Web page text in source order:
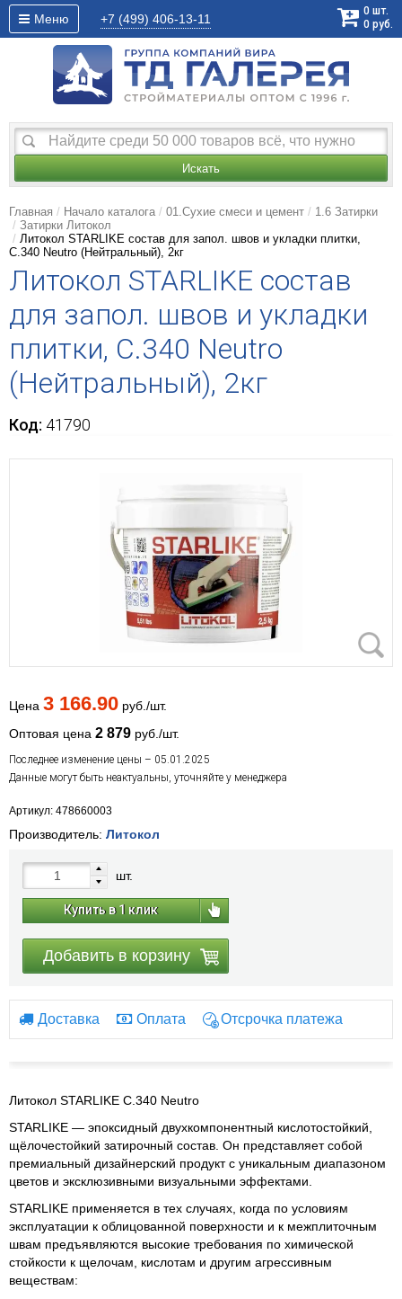
Меню +7 (499) 406-13-11
0 шт.
0 руб.
Искать
Главная Начало каталога 01.Сухие смеси и цемент
1.6 Затирки
Затирки Литокол
Литокол STARLIKE состав для запол. швов и укладки плитки,
С.340 Neutro (Нейтральный), 2кг
Литокол STARLIKE состав
для запол. швов и укладки
плитки, С.340 Neutro
(Нейтральный), 2кг
Код: 41790
Цена 3 166.90 руб./шт.
Оптовая цена 2 879 руб./шт.
Последнее изменение цены – 05.01.2025
Данные могут быть неактуальны, уточняйте у менеджера
Артикул: 478660003
Производитель: Литокол
шт.
Купить в 1 клик
Добавить в корзину
Доставка Оплата Отсрочка платежа
Литокол STARLIKE С.340 Neutro
STARLIKE — эпоксидный двухкомпонентный кислотостойкий,
щёлочестойкий затирочный состав. Он представляет собой
премиальный дизайнерский продукт с уникальным диапазоном
цветов и эксклюзивными визуальными эффектами.
STARLIKE применяется в тех случаях, когда по условиям
эксплуатации к облицованной поверхности и к межплиточным
швам предъявляются высокие требования по химической
стойкости к щелочам, кислотам и другим агрессивным
веществам: